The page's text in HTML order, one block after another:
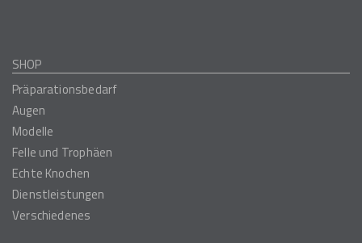
SHOP
Präparationsbedarf
Augen
Modelle
Felle und Trophäen
Echte Knochen
Dienstleistungen
Verschiedenes